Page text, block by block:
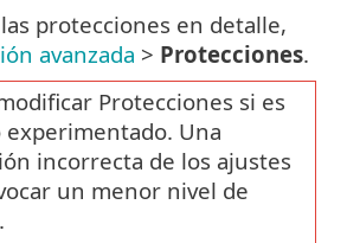
protecciones en detalle,
avanzada > Protecciones.
Protecciones si es
Una
incorrecta de los ajustes
un menor nivel de